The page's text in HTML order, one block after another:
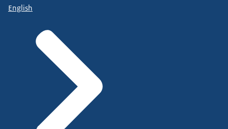
English